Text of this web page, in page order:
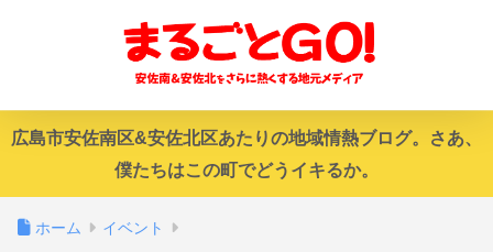
広島市安佐南区&安佐北区あたりの地域情熱ブログ。さあ、
僕たちはこの町でどうイキるか。
ホーム イベント